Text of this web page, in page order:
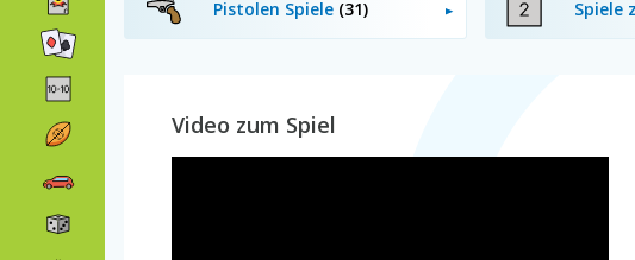
Pistolen Spiele (31) Spiele
Video zum Spiel